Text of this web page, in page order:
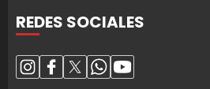
REDES SOCIALES